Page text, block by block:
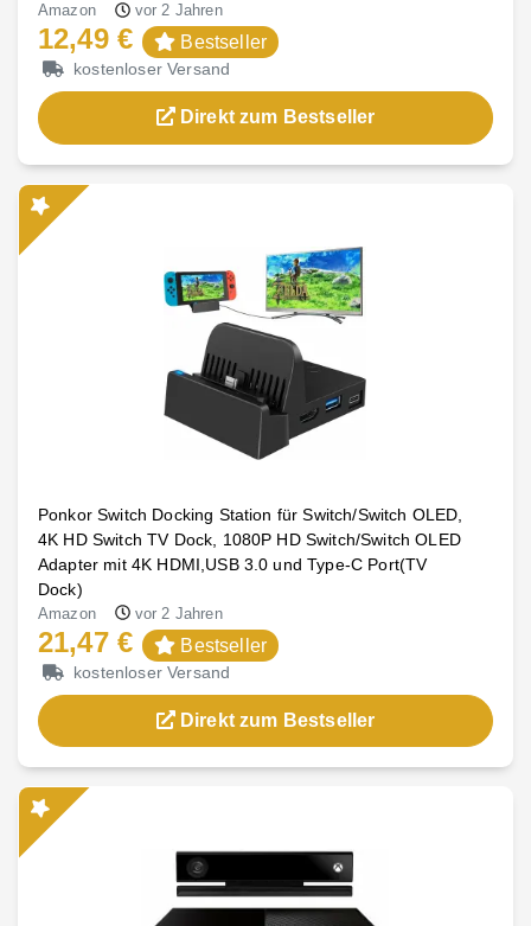
Amazon vor 2 Jahren
12,49 € Bestseller
kostenloser Versand
Direkt zum Bestseller
Ponkor Switch Docking Station für Switch/Switch OLED,
4K HD Switch TV Dock, 1080P HD Switch/Switch OLED
Adapter mit 4K HDMI,USB 3.0 und Type-C Port(TV
Dock)
Amazon vor 2 Jahren
21,47 € Bestseller
kostenloser Versand
Direkt zum Bestseller